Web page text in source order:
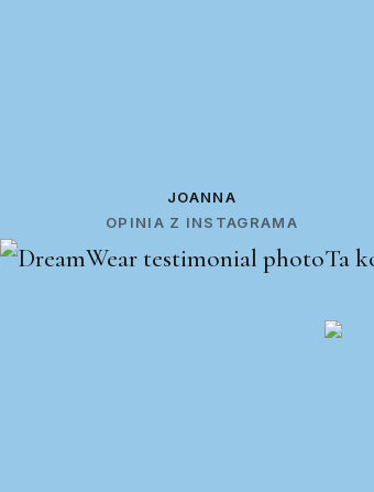
JOANNA
OPINIA Z INSTAGRAMA
Ta